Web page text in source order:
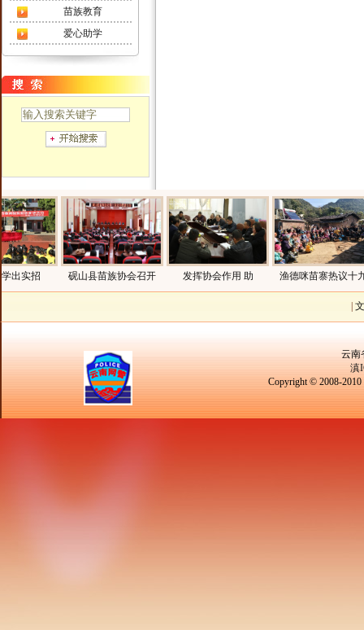
苗族教育
爱心助学
实招 砚山县苗族协会召开 发挥协会作用 助 渔德咪苗寨热议十九
云南
滇
Copyright © 2008-